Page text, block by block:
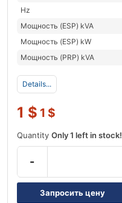
Hz
Мощность (ESP) kVA
Мощность (ESP) kW
Мощность (PRP) kVA
Details...
1 $ 1 $
Quantity Only 1 left in stock!
-
Запросить цену